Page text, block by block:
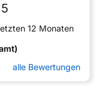
12 Monaten
alle Bewertungen